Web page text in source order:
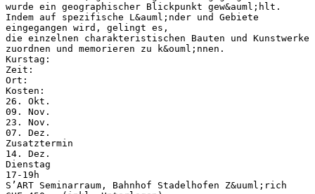
wurde ein geographischer Blickpunkt gew&auml;hlt.
Indem auf spezifische L&auml;nder und Gebiete
eingegangen wird, gelingt es,
die einzelnen charakteristischen Bauten und Kunstwerke
zuordnen und memorieren zu k&ouml;nnen.
Kurstag:
Zeit:
Ort:
Kosten:
26. Okt.
09. Nov.
23. Nov.
07. Dez.
Zusatztermin
14. Dez.
Dienstag
17-19h
S’ART Seminarraum, Bahnhof Stadelhofen Z&uuml;rich